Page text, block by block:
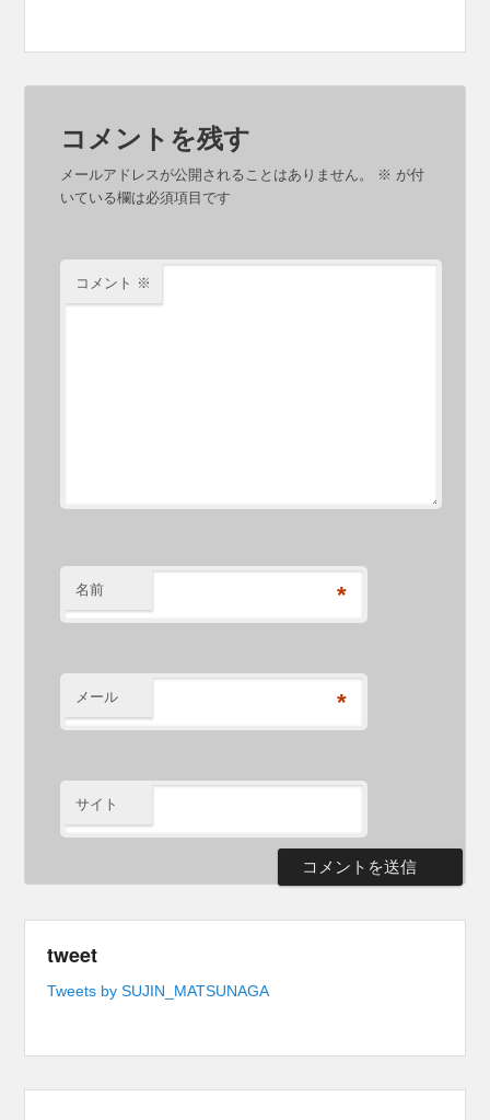
コメントを残す
メールアドレスが公開されることはありません。 ※ が付
いている欄は必須項目です
コメント ※
名前 *
メール *
サイト
tweet
Tweets by SUJIN_MATSUNAGA